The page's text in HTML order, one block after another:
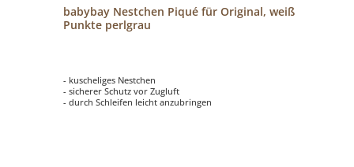
babybay Nestchen Piqué für Original, weiß
Punkte perlgrau
- kuscheliges Nestchen
- sicherer Schutz vor Zugluft
- durch Schleifen leicht anzubringen